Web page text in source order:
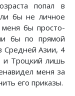
попал в
бы не личное
меня бы просто-
бы по прямой
Средней Азии, 4
Троцкий лишь
меня за
его приказы.